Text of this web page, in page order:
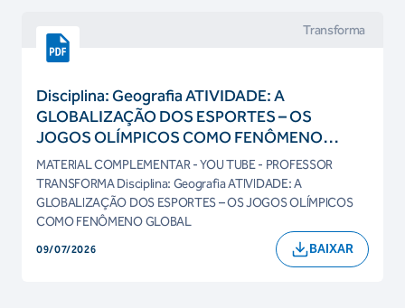
Transforma
Disciplina: Geografia ATIVIDADE: A
GLOBALIZAÇÃO DOS ESPORTES – OS
JOGOS OLÍMPICOS COMO FENÔMENO
GLOBAL
MATERIAL COMPLEMENTAR - YOU TUBE - PROFESSOR
TRANSFORMA Disciplina: Geografia ATIVIDADE: A
GLOBALIZAÇÃO DOS ESPORTES – OS JOGOS OLÍMPICOS
COMO FENÔMENO GLOBAL
09/07/2026 BAIXAR